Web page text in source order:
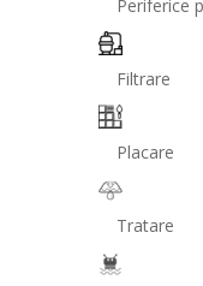
Periferice
Filtrare
Placare
Tratare
Reseteaza
Nu